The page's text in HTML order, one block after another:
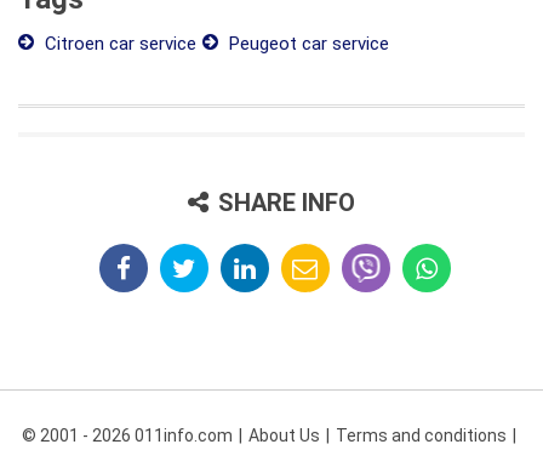
Citroen car service Peugeot car service
SHARE INFO
© 2001 - 2026 011info.com About Us Terms and conditions